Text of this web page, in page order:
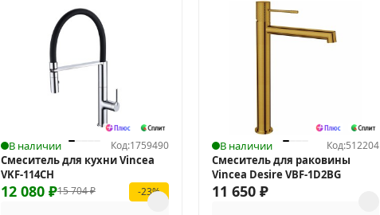
В наличии Код:1759490
Смеситель для кухни Vincea
VKF-114CH
15 704₽
12 080 ₽ -23%
В наличии Код:512204
Смеситель для раковины
Vincea Desire VBF-1D2BG
11 650 ₽